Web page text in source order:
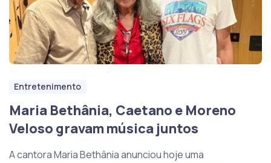
Entretenimento
Maria Bethânia, Caetano e Moreno
Veloso gravam música juntos
A cantora Maria Bethânia anunciou hoje uma